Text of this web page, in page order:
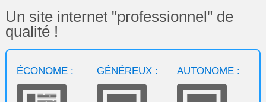
Un site internet "professionnel" de
qualité !
ÉCONOME : GÉNÉREUX : AUTONOME :